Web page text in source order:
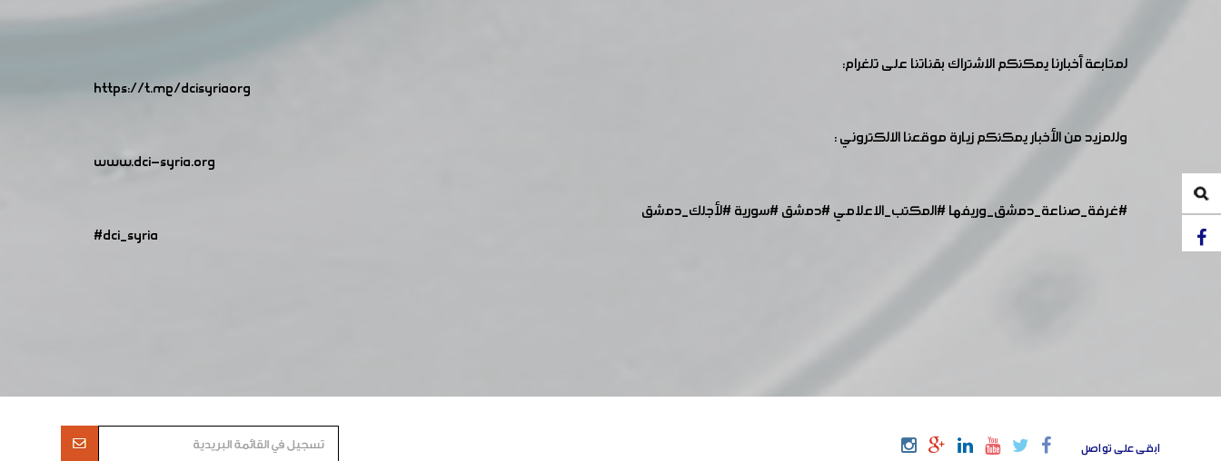
لمتابعة أخبارنا يمكنكم الاشتراك بقناتنا على تلغرام:
https://t.me/dcisyriaorg
وللمزيد من الأخبار يمكنكم زيارة موقعنا الالكتروني :
www.dci-syria.org
#غرفة_صناعة_دمشق_وريفها#المكتب_الاعلامي#دمشق#سورية#لأجلك_دمشق
#dci_syria
ابقى على تواصل